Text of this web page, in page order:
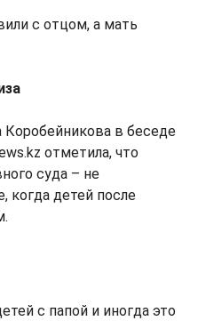
с отцом, а мать
Коробейникова в беседе
отметила, что
суда – не
когда детей после
с папой и иногда это